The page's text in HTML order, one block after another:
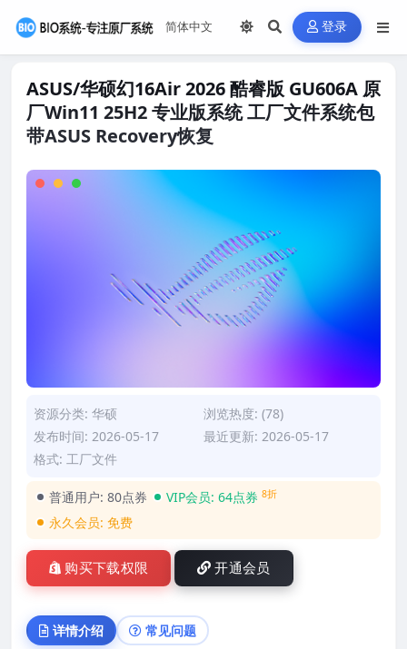
登录
ASUS/华硕幻16Air 2026 酷睿版 GU606A 原
厂Win11 25H2 专业版系统 工厂文件系统包
带ASUS Recovery恢复
资源分类: 华硕
浏览热度: (78)
发布时间: 2026-05-17
最近更新: 2026-05-17
格式: 工厂文件
普通用户: 80点券 VIP会员: 64点券 8折
永久会员: 免费
购买下载权限 开通会员
详情介绍 常见问题